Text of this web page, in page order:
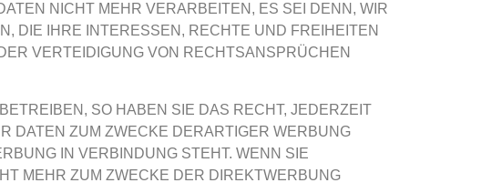
NICHT MEHR VERARBEITEN, ES SEI DENN, WIR
DIE IHRE INTERESSEN, RECHTE UND FREIHEITEN
VERTEIDIGUNG VON RECHTSANSPRÜCHEN
SO HABEN SIE DAS RECHT, JEDERZEIT
DATEN ZUM ZWECKE DERARTIGER WERBUNG
IN VERBINDUNG STEHT. WENN SIE
MEHR ZUM ZWECKE DER DIREKTWERBUNG